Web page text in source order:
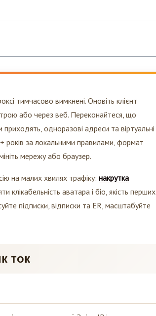
тимчасово вимкнені. Оновіть клієнт
або через веб. Переконайтеся, що
одноразові адреси та віртуальні
років за локальними правилами, формат
мережу або браузер.
на малих хвилях трафіку: накрутка
аватара і біо, якість перших
підписки, відписки та ER, масштабуйте
ток